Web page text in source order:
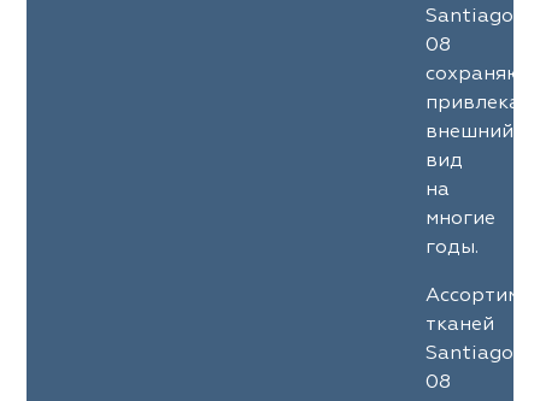
Santiago
08
сохраняют
внешний
вид
на
многие
годы.
тканей
Santiago
08